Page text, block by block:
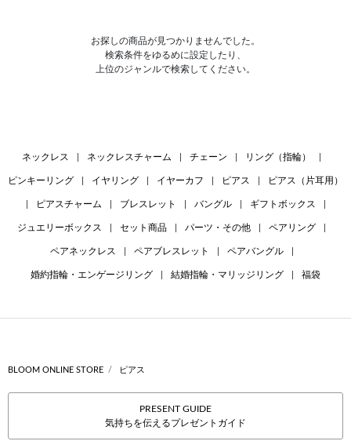
お探しの商品が見つかりませんでした。
検索条件をゆるめに設定したり、
上位のジャンルで検索してください。
ネックレス ネックレスチャーム チェーン リング（指輪）
ピンキーリング イヤリング イヤーカフ ピアス ピアス（片耳用）
ピアスチャーム ブレスレット バングル ギフトボックス
ジュエリーボックス セット商品 パーツ・その他 ペアリング
ペアネックレス ペアブレスレット ペアバングル
婚約指輪・エンゲージリング 結婚指輪・マリッジリング 福袋
BLOOM ONLINE STORE ピアス
PRESENT GUIDE
気持ちを伝えるプレゼントガイド